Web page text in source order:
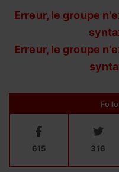
Erreur, le groupe
Erreur, le groupe
615 316